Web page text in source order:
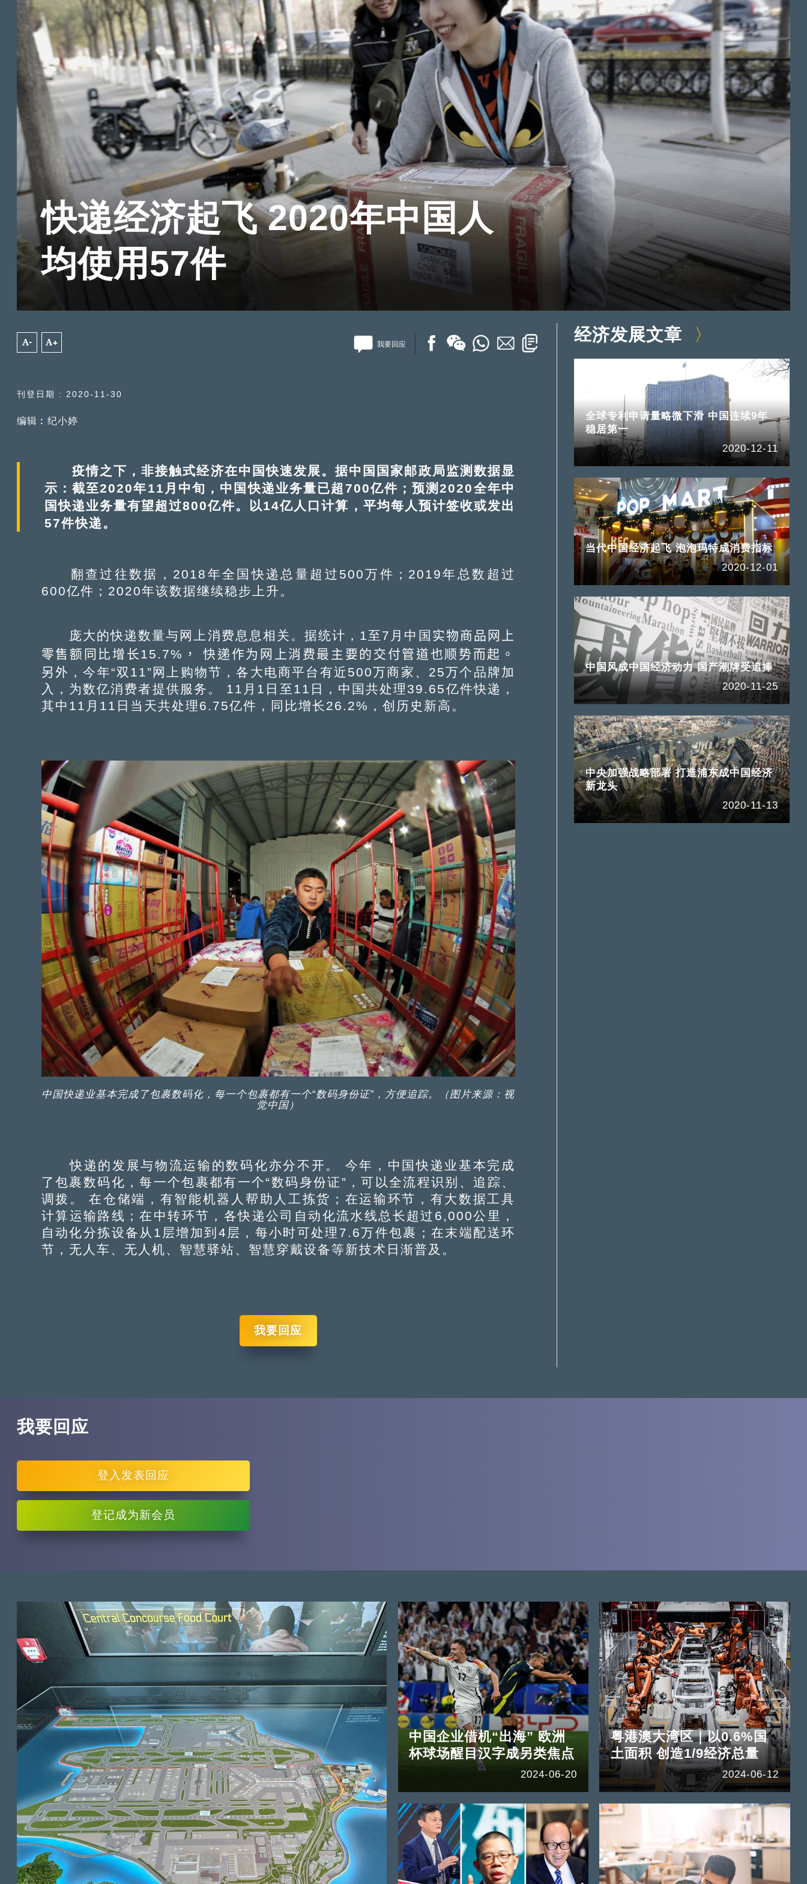
快递经济起飞 2020年中国人
均使用57件
A- A+ 我要回应
刊登日期 : 2020-11-30
编辑︰纪小婷
疫情之下，非接触式经济在中国快速发展。据中国国家邮政局监测数据显
示：截至2020年11月中旬，中国快递业务量已超700亿件；预测2020全年中
国快递业务量有望超过800亿件。以14亿人口计算，平均每人预计签收或发出
57件快递。
翻查过往数据，2018年全国快递总量超过500万件；2019年总数超过
600亿件；2020年该数据继续稳步上升。
庞大的快递数量与网上消费息息相关。据统计，1至7月中国 实物商品网上
零售额同比增长15.7%， 快递作为网上消费最主要的交付管道也顺势而起。
另外 ，今年“双11”网上购物节，各大电商平台有近500万商家、25万个品牌加
入，为数亿消费者提供服务。 11月1日至11日，中国共处理39.65亿件快递，
其中11月11日当天共处理6.75亿件，同比增长26.2%，创历史新高。
中国快递业基本完成了包裹数码化，每一个包裹都有一个“数码身份证”，方便追踪。（图片来源：视
觉中国）
快递的发展与物流运输的数码化亦分不开。 今年，中国快递业基本完成
了包裹数码化，每一个包裹都有一个“数码身份证”，可以全流程识别、追踪、
调拨。 在仓储端，有智能机器人帮助人工拣货；在运输环节，有大数据工具
计算运输路线；在中转环节，各快递公司自动化流水线总长超过6,000公里，
自动化分拣设备从1层增加到4层，每小时可处理7.6万件包裹；在末端配送环
节，无人车、无人机、智慧驿站、智慧穿戴设备等新技术日渐普及。
我要回应
经济发展文章
全球专利申请量略微下滑 中国连续9年
稳居第一
2020-12-11
当代中国经济起飞 泡泡玛特成消费指标
2020-12-01
中国风成中国经济动力 国产潮牌受追捧
2020-11-25
中央加强战略部署 打造浦东成中国经济
新龙头
2020-11-13
我要回应
登入发表回应
登记成为新会员
中国企业借机“出海” 欧洲
杯球场醒目汉字成另类焦点
2024-06-20
粤港澳大湾区｜以0.6%国
土面积 创造1/9经济总量
2024-06-12